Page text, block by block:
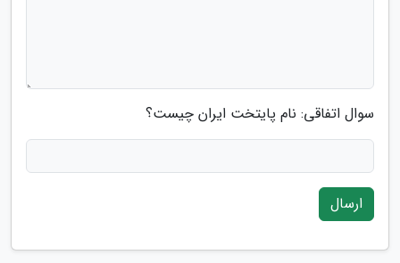
سوال اتفاقی: نام پایتخت ایران چیست؟
ارسال